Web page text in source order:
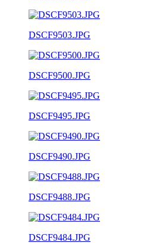
DSCF9503.JPG
DSCF9500.JPG
DSCF9495.JPG
DSCF9490.JPG
DSCF9488.JPG
DSCF9484.JPG